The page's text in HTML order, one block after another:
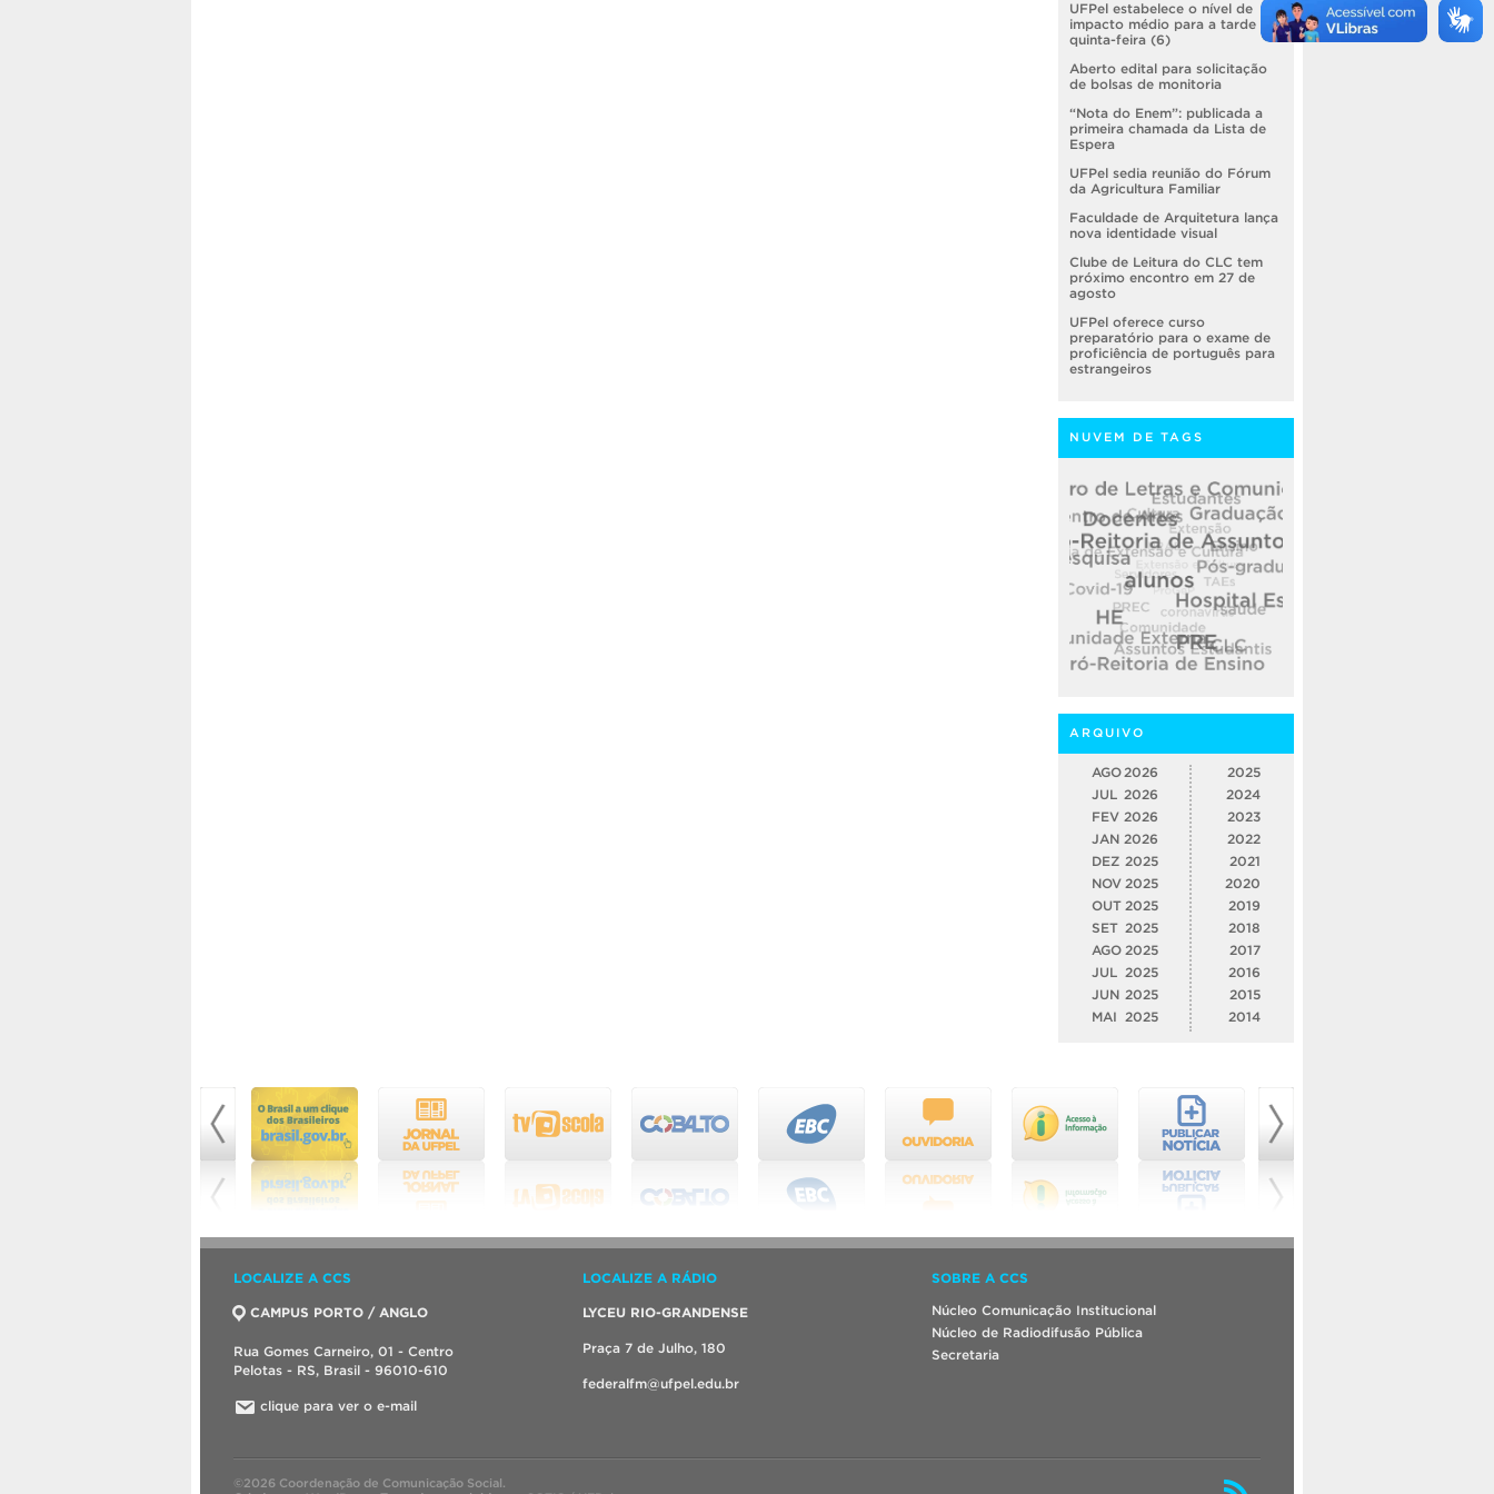
UFPel estabelece o nível de
impacto médio para a tarde de
quinta-feira (6)
Aberto edital para solicitação
de bolsas de monitoria
“Nota do Enem”: publicada a
primeira chamada da Lista de
Espera
UFPel sedia reunião do Fórum
da Agricultura Familiar
Faculdade de Arquitetura lança
nova identidade visual
Clube de Leitura do CLC tem
próximo encontro em 27 de
agosto
UFPel oferece curso
preparatório para o exame de
proficiência de português para
estrangeiros
NUVEM DE TAGS
ARQUIVO
AGO 2026
JUL 2026
FEV 2026
JAN 2026
DEZ 2025
NOV 2025
OUT 2025
SET 2025
AGO 2025
JUL
2025
JUN 2025
MAI
2025
2025
2024
2023
2022
2021
2020
2019
2018
2017
2016
2015
2014
LOCALIZE A CCS
CAMPUS PORTO / ANGLO
Rua Gomes Carneiro, 01 - Centro
Pelotas - RS, Brasil - 96010-610
clique para ver o e-mail
LOCALIZE A RÁDIO
LYCEU RIO-GRANDENSE
Praça 7 de Julho, 180
federalfm@ufpel.edu.br
SOBRE A CCS
Núcleo Comunicação Institucional
Núcleo de Radiodifusão Pública
Secretaria
©2026 Coordenação de Comunicação Social.